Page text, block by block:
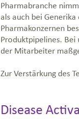
Pharmabranche
als auch bei
Pharmakonzernen
Produktpipelines. Bei
der Mitarbeiter
Zur Verstärkung des
Disease